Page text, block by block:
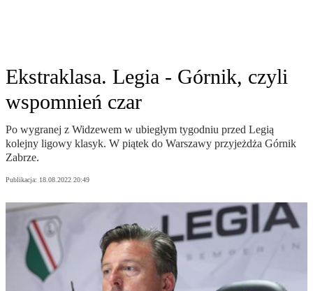
Ekstraklasa. Legia - Górnik, czyli
wspomnień czar
Po wygranej z Widzewem w ubiegłym tygodniu przed Legią
kolejny ligowy klasyk. W piątek do Warszawy przyjeżdża Górnik
Zabrze.
Publikacja: 18.08.2022 20:49